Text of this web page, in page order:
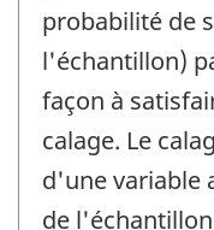
probabilité de
l'échantillon)
façon à
calage. Le
d'une variable
de